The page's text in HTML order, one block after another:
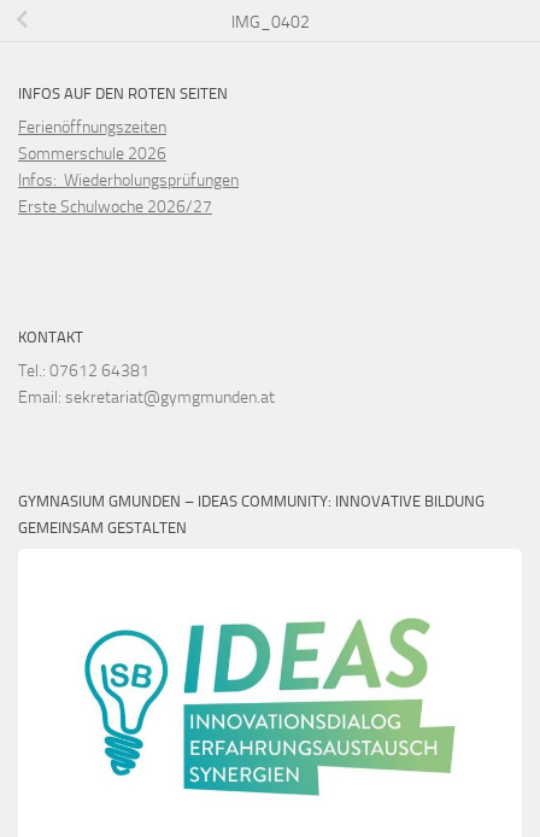
IMG_0402
INFOS AUF DEN ROTEN SEITEN
Ferienöffnungszeiten
Sommerschule 2026
Infos: Wiederholungsprüfungen
Erste Schulwoche 2026/27
KONTAKT
Tel.: 07612 64381
Email: sekretariat@gymgmunden.at
GYMNASIUM GMUNDEN – IDEAS COMMUNITY: INNOVATIVE BILDUNG
GEMEINSAM GESTALTEN